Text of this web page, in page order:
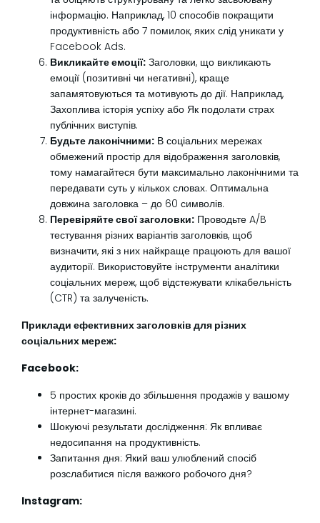
інформацію. Наприклад, 10 способів покращити
продуктивність або 7 помилок, яких слід уникати у
Facebook Ads.
Викликайте емоції: Заголовки, що викликають
емоції (позитивні чи негативні), краще
запамятовуються та мотивують до дії. Наприклад,
Захоплива історія успіху або Як подолати страх
публічних виступів.
Будьте лаконічними: В соціальних мережах
обмежений простір для відображення заголовків,
тому намагайтеся бути максимально лаконічними та
передавати суть у кількох словах. Оптимальна
довжина заголовка – до 60 символів.
Перевіряйте свої заголовки: Проводьте A/B
тестування різних варіантів заголовків, щоб
визначити, які з них найкраще працюють для вашої
аудиторії. Використовуйте інструменти аналітики
соціальних мереж, щоб відстежувати клікабельність
(CTR) та залученість.
Приклади ефективних заголовків для різних
соціальних мереж:
Facebook:
5 простих кроків до збільшення продажів у вашому
інтернет-магазині.
Шокуючі результати дослідження: Як впливає
недосипання на продуктивність.
Запитання дня: Який ваш улюблений спосіб
розслабитися після важкого робочого дня?
Instagram: